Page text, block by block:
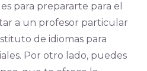
para prepararte para el
a un profesor particular
de idiomas para
Por otro lado, puedes